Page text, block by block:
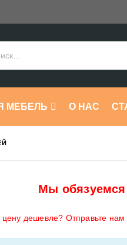
МЕБЕЛЬ О НАС
Мы обязуемся
дешевле? Отправьте нам